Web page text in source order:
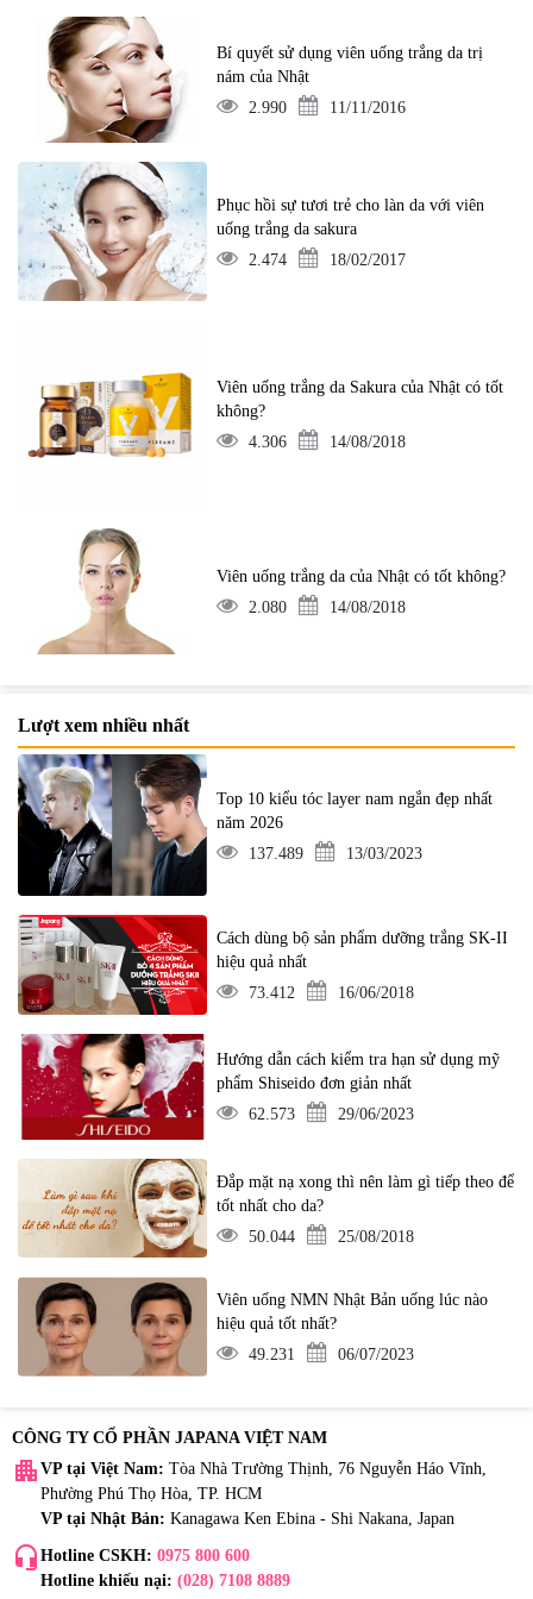
Bí quyết sử dụng viên uống trắng da trị
nám của Nhật
2.990
11/11/2016
Phục hồi sự tươi trẻ cho làn da với viên
uống trắng da sakura
2.474
18/02/2017
Viên uống trắng da Sakura của Nhật có tốt
không?
4.306
14/08/2018
Viên uống trắng da của Nhật có tốt không?
2.080
14/08/2018
Lượt xem nhiều nhất
Top 10 kiểu tóc layer nam ngắn đẹp nhất
năm 2026
137.489
13/03/2023
Cách dùng bộ sản phẩm dưỡng trắng SK-II
hiệu quả nhất
73.412
16/06/2018
Hướng dẫn cách kiểm tra hạn sử dụng mỹ
phẩm Shiseido đơn giản nhất
62.573
29/06/2023
Đắp mặt nạ xong thì nên làm gì tiếp theo để
tốt nhất cho da?
50.044
25/08/2018
Viên uống NMN Nhật Bản uống lúc nào
hiệu quả tốt nhất?
49.231
06/07/2023
CÔNG TY CỔ PHẦN JAPANA VIỆT NAM
apartment VP tại Việt Nam: Tòa Nhà Trường Thịnh, 76 Nguyễn Háo Vĩnh,
Phường Phú Thọ Hòa, TP. HCM
VP tại Nhật Bản: Kanagawa Ken Ebina - Shi Nakana, Japan
headset_mic Hotline CSKH: 0975 800 600
Hotline khiếu nại: (028) 7108 8889